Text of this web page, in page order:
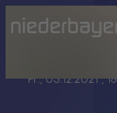
Fr., 03.12.2021,